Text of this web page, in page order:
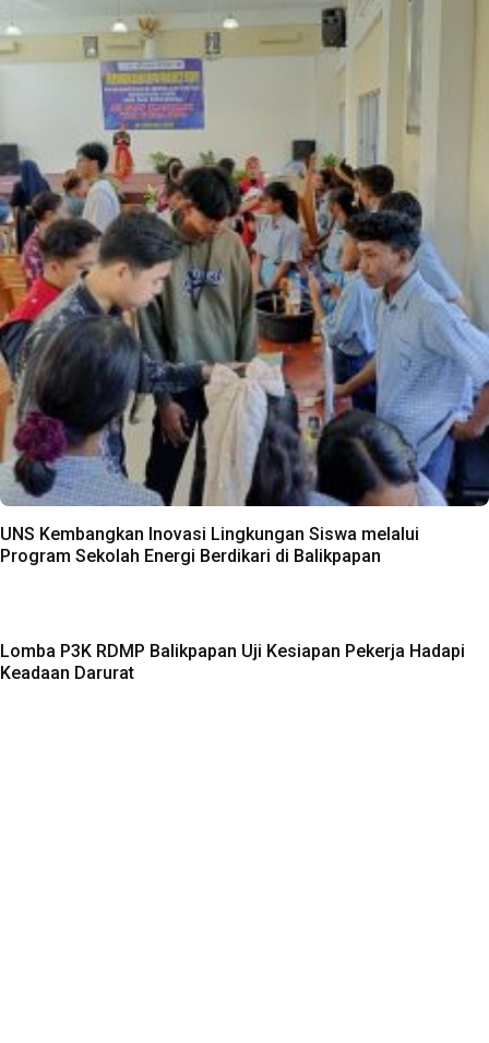
UNS Kembangkan Inovasi Lingkungan Siswa melalui
Program Sekolah Energi Berdikari di Balikpapan
Lomba P3K RDMP Balikpapan Uji Kesiapan Pekerja Hadapi
Keadaan Darurat